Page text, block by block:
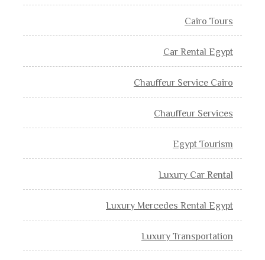
Cairo Tours
Car Rental Egypt
Chauffeur Service Cairo
Chauffeur Services
Egypt Tourism
Luxury Car Rental
Luxury Mercedes Rental Egypt
Luxury Transportation